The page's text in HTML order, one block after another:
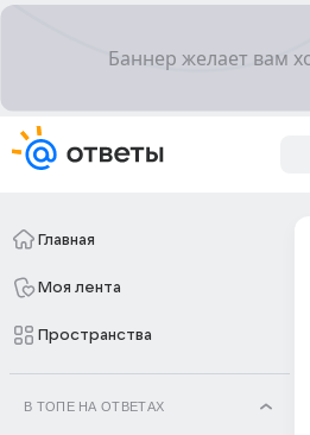
Главная
Моя лента
Пространства
В ТОПЕ НА ОТВЕТАХ